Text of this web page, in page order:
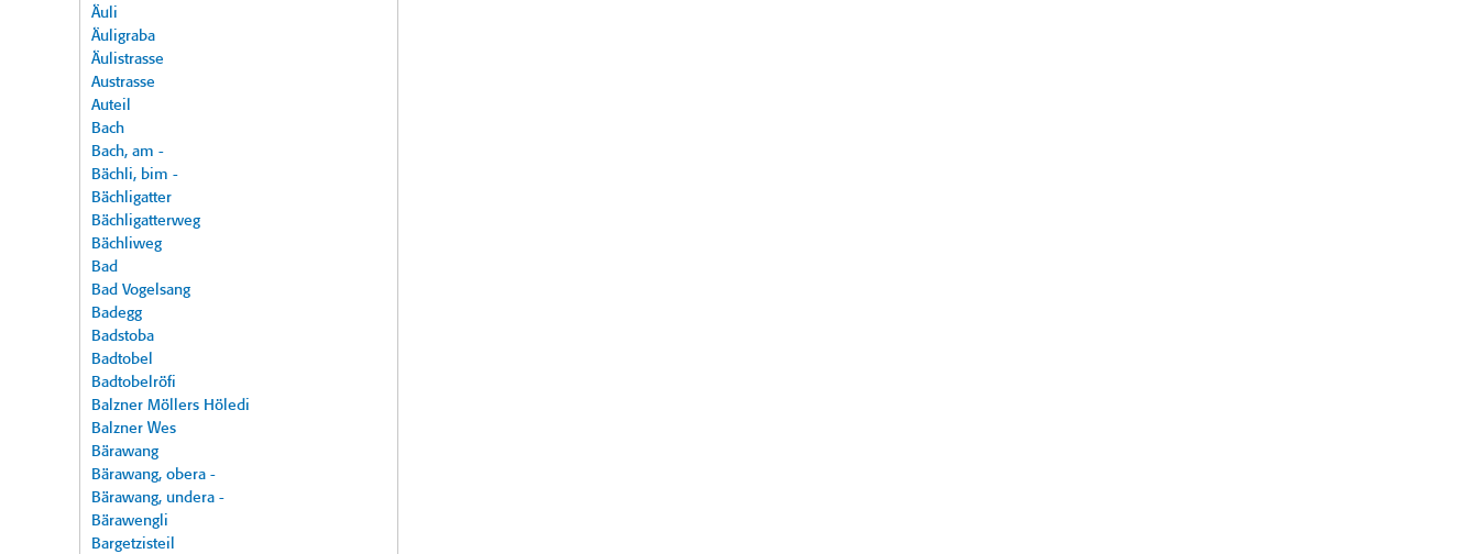
Äuli
Äuligraba
Äulistrasse
Austrasse
Auteil
Bach
Bach, am -
Bächli, bim -
Bächligatter
Bächligatterweg
Bächliweg
Bad
Bad Vogelsang
Badegg
Badstoba
Badtobel
Badtobelröfi
Balzner Möllers Höledi
Balzner Wes
Bärawang
Bärawang, obera -
Bärawang, undera -
Bärawengli
Bargetzisteil